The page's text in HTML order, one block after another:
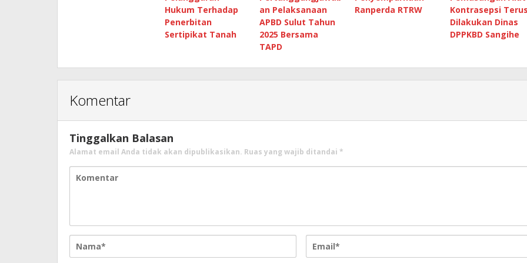
Hukum Terhadap
Penerbitan
Sertipikat Tanah
an Pelaksanaan
APBD Sulut Tahun
2025 Bersama
TAPD
Ranperda RTRW
Kontrasepsi
Dilakukan Dinas
DPPKBD Sangihe
Komentar
Tinggalkan Balasan
Alamat email Anda tidak akan dipublikasikan. Ruas yang wajib ditandai *